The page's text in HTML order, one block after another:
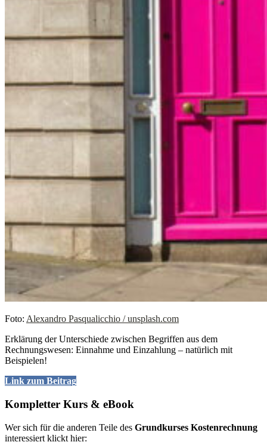
Foto: Alexandro Pasqualicchio / unsplash.com
Erklärung der Unterschiede zwischen Begriffen aus dem
Rechnungswesen: Einnahme und Einzahlung – natürlich mit
Beispielen!
Link zum Beitrag
Kompletter Kurs & eBook
Wer sich für die anderen Teile des Grundkurses Kostenrechnung
interessiert klickt hier: